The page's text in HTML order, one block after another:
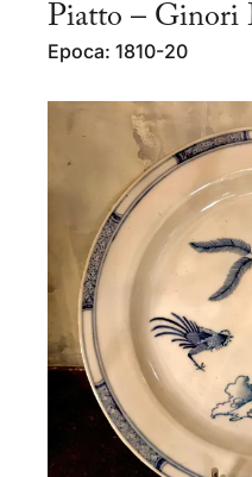
Piatto – Ginori
Epoca: 1810-20